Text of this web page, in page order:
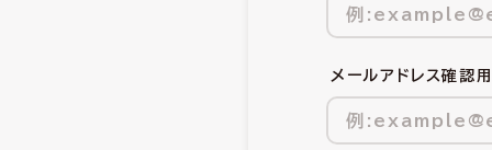
メールアドレス確認